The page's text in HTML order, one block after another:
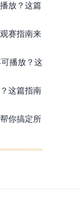
放？这篇
赛指南来
播放？这
这篇指南
你搞定所